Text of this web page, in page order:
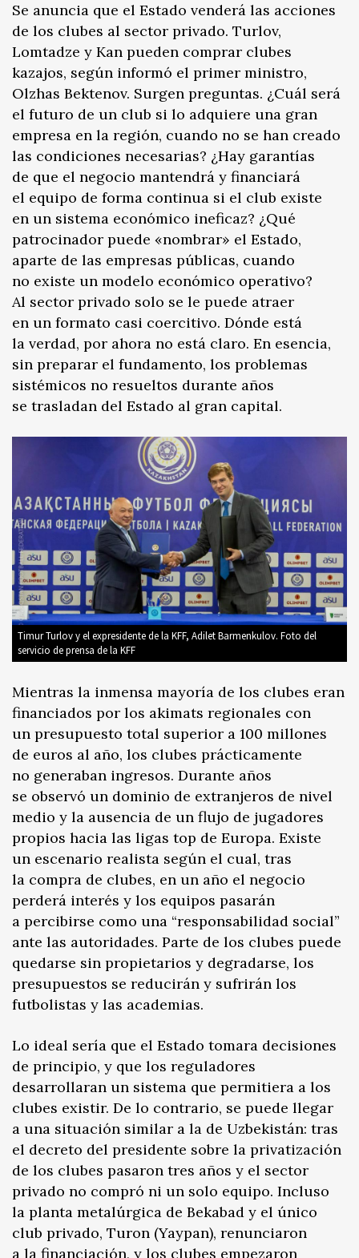
Se anuncia que el Estado venderá las acciones
de los clubes al sector privado. Turlov,
Lomtadze y Kan pueden comprar clubes
kazajos, según informó el primer ministro,
Olzhas Bektenov. Surgen preguntas. ¿Cuál será
el futuro de un club si lo adquiere una gran
empresa en la región, cuando no se han creado
las condiciones necesarias? ¿Hay garantías
de que el negocio mantendrá y financiará
el equipo de forma continua si el club existe
en un sistema económico ineficaz? ¿Qué
patrocinador puede «nombrar» el Estado,
aparte de las empresas públicas, cuando
no existe un modelo económico operativo?
Al sector privado solo se le puede atraer
en un formato casi coercitivo. Dónde está
la verdad, por ahora no está claro. En esencia,
sin preparar el fundamento, los problemas
sistémicos no resueltos durante años
se trasladan del Estado al gran capital.
Timur Turlov y el expresidente de la KFF, Adilet Barmenkulov. Foto del
servicio de prensa de la KFF
Mientras la inmensa mayoría de los clubes eran
financiados por los akimats regionales con
un presupuesto total superior a 100 millones
de euros al año, los clubes prácticamente
no generaban ingresos. Durante años
se observó un dominio de extranjeros de nivel
medio y la ausencia de un flujo de jugadores
propios hacia las ligas top de Europa. Existe
un escenario realista según el cual, tras
la compra de clubes, en un año el negocio
perderá interés y los equipos pasarán
a percibirse como una “responsabilidad social”
ante las autoridades. Parte de los clubes puede
quedarse sin propietarios y degradarse, los
presupuestos se reducirán y sufrirán los
futbolistas y las academias.
Lo ideal sería que el Estado tomara decisiones
de principio, y que los reguladores
desarrollaran un sistema que permitiera a los
clubes existir. De lo contrario, se puede llegar
a una situación similar a la de Uzbekistán: tras
el decreto del presidente sobre la privatización
de los clubes pasaron tres años y el sector
privado no compró ni un solo equipo. Incluso
la planta metalúrgica de Bekabad y el único
club privado, Turon (Yaypan), renunciaron
a la financiación, y los clubes empezaron